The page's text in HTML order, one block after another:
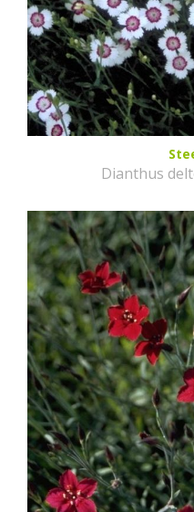
Dianthus